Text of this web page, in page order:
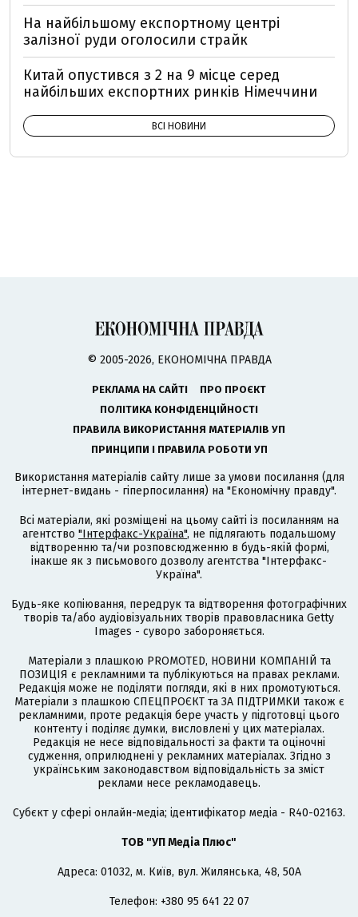
На найбільшому експортному центрі
залізної руди оголосили страйк
Китай опустився з 2 на 9 місце серед
найбільших експортних ринків Німеччини
ВСІ НОВИНИ
© 2005-2026, ЕКОНОМІЧНА ПРАВДА
РЕКЛАМА НА САЙТІ
ПРО ПРОЄКТ
ПОЛІТИКА КОНФІДЕНЦІЙНОСТІ
ПРАВИЛА ВИКОРИСТАННЯ МАТЕРІАЛІВ УП
ПРИНЦИПИ І ПРАВИЛА РОБОТИ УП
Використання матеріалів сайту лише за умови посилання (для
інтернет-видань - гіперпосилання) на "Економічну правду".
Всі матеріали, які розміщені на цьому сайті із посиланням на
агентство "Інтерфакс-Україна", не підлягають подальшому
відтворенню та/чи розповсюдженню в будь-якій формі,
інакше як з письмового дозволу агентства "Інтерфакс-
Україна".
Будь-яке копіювання, передрук та відтворення фотографічних
творів та/або аудіовізуальних творів правовласника Getty
Images - суворо забороняється.
Матеріали з плашкою PROMOTED, НОВИНИ КОМПАНІЙ та
ПОЗИЦІЯ є рекламними та публікуються на правах реклами.
Редакція може не поділяти погляди, які в них промотуються.
Матеріали з плашкою СПЕЦПРОЄКТ та ЗА ПІДТРИМКИ також є
рекламними, проте редакція бере участь у підготовці цього
контенту і поділяє думки, висловлені у цих матеріалах.
Редакція не несе відповідальності за факти та оціночні
судження, оприлюднені у рекламних матеріалах. Згідно з
українським законодавством відповідальність за зміст
реклами несе рекламодавець.
Cубєкт у сфері онлайн-медіа; ідентифікатор медіа - R40-02163.
ТОВ "УП Медіа Плюс"
Адреса: 01032, м. Київ, вул. Жилянська, 48, 50А
Телефон: +380 95 641 22 07